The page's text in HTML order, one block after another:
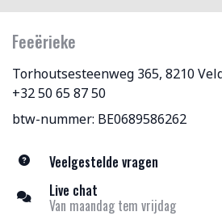
Feeërieke
Torhoutsesteenweg 365, 8210
+32 50 65 87 50
btw-nummer: BE0689586262
Veelgestelde vragen
Live chat
Van maandag tem vrijdag